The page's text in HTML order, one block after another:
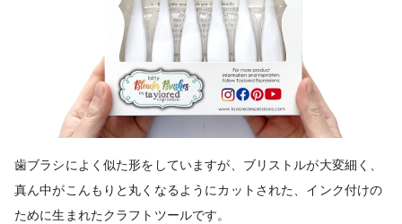
歯ブラシによく似た形をしていますが、ブリストルが大変細く、
真ん中がこんもりと丸くなるようにカットされた、インク付けの
ために生まれたクラフトツールです。